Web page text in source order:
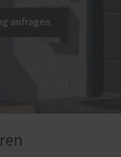
anfragen